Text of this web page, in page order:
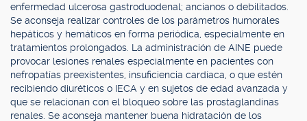
enfermedad ulcerosa gastroduodenal; ancianos o debilitados.
Se aconseja realizar controles de los parámetros humorales
hepáticos y hemáticos en forma periódica, especialmente en
tratamientos prolongados. La administración de AINE puede
provocar lesiones renales especialmente en pacientes con
nefropatías preexistentes, insuficiencia cardíaca, o que estén
recibiendo diuréticos o IECA y en sujetos de edad avanzada y
que se relacionan con el bloqueo sobre las prostaglandinas
renales. Se aconseja mantener buena hidratación de los